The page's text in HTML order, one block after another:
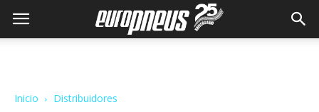
Inicio Distribuidores